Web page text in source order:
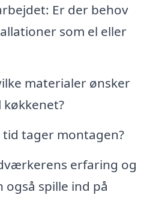
Er der behov
som el eller
materialer ønsker
tager montagen?
erfaring og
også spille ind på